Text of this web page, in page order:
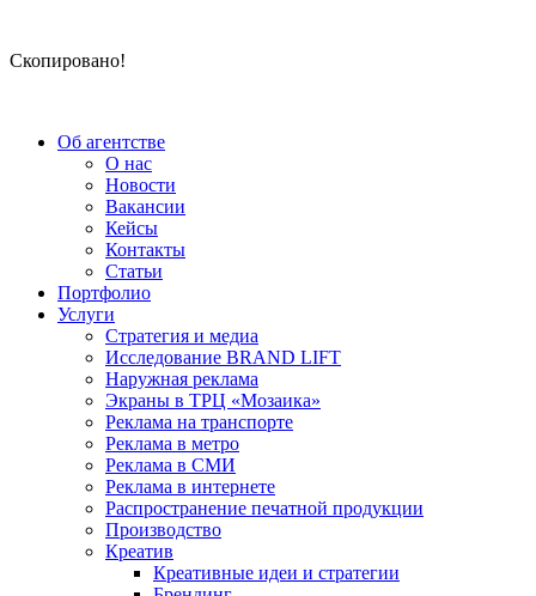
Скопировано!
Об агентстве
О нас
Новости
Вакансии
Кейсы
Контакты
Статьи
Портфолио
Услуги
Стратегия и медиа
Исследование BRAND LIFT
Наружная реклама
Экраны в ТРЦ «Мозаика»
Реклама на транспорте
Реклама в метро
Реклама в СМИ
Реклама в интернете
Распространение печатной продукции
Производство
Креатив
Креативные идеи и стратегии